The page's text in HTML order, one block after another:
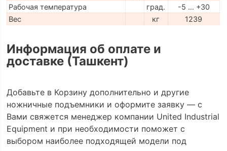
Рабочая температура
град.
-5 … +30
Вес
кг 1239
Информация об оплате и
доставке (Ташкент)
Добавьте в Корзину дополнительно и другие
ножничные подъемники и оформите заявку — с
Вами свяжется менеджер компании United Industrial
Equipment и при необходимости поможет с
выбором наиболее подходящей модели под